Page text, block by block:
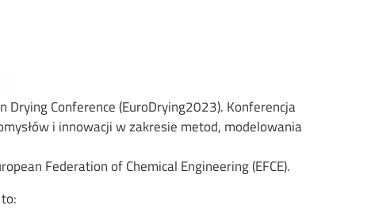
Drying Conference (EuroDrying2023). Konferencja
i innowacji w zakresie metod, modelowania
Federation of Chemical Engineering (EFCE).